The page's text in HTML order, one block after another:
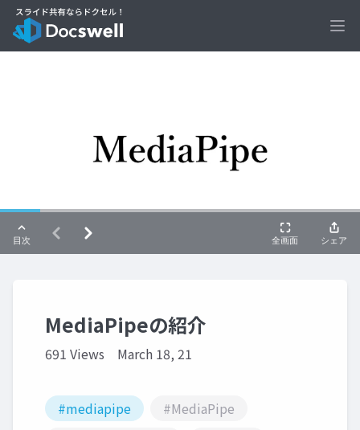
MediaPipeの紹介
691 Views March 18, 21
#mediapipe
#MediaPipe